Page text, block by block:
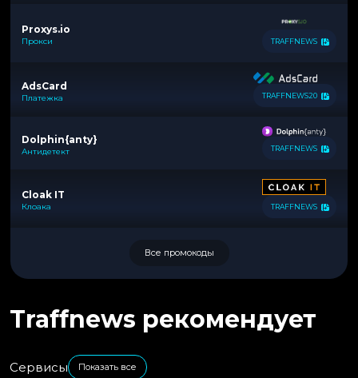
Proxys.io
Прокси TRAFFNEWS
AdsCard
Платежка TRAFFNEWS20
Dolphin{anty}
Антидетект TRAFFNEWS
Cloak IT
Клоака TRAFFNEWS
Все промокоды
Traffnews рекомендует
Сервисы Показать все